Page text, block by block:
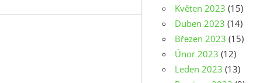
Květen 2023 (15)
Duben 2023 (14)
Březen 2023 (15)
Únor 2023 (12)
Leden 2023 (13)